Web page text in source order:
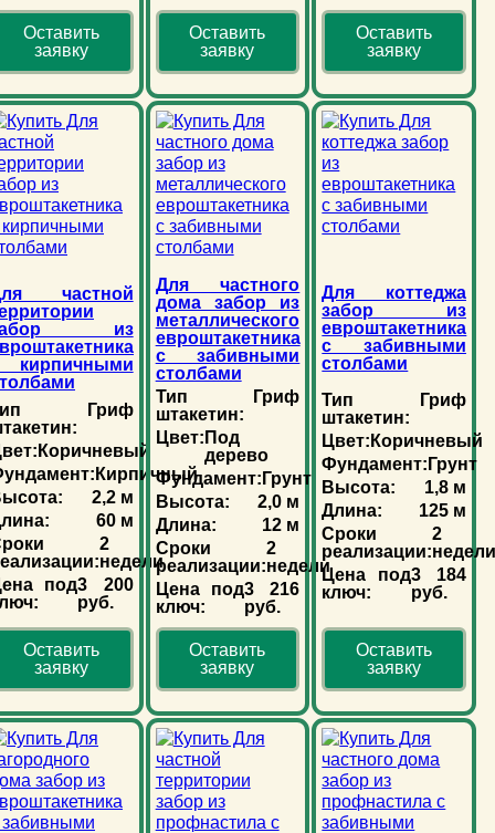
Оставить
заявку
Оставить
заявку
Оставить
заявку
частной
из
кирпичными
Гриф
Коричневый
Кирпичный
2,2 м
60 м
2
недели
под3 200
руб.
Оставить
заявку
Для частного
дома забор из
металлического
евроштакетника
с забивными
столбами
Тип
штакетин:
Гриф
Цвет: Под
дерево
Фундамент: Грунт
Высота:
2,0 м
Длина:
12 м
Сроки
реализации:
2
недели
Цена под
ключ:
3 216
руб.
Оставить
заявку
Для коттеджа
забор из
евроштакетника
с забивными
столбами
Тип
штакетин:
Гриф
Цвет: Коричневый
Фундамент: Грунт
Высота:
1,8 м
Длина:
125 м
Сроки
реализации:
2
Цена под
ключ:
3 184
руб.
Оставить
заявку